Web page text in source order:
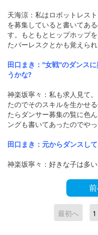
天海涼：私はロボットレス
を募集していると書いてあ
す。もともとヒップホップ
たバーレスクとかも覚えら
田口まき："女戦"のダンス
うかな?
神楽坂寧々：私も求人見て
たのでそのスキルを生かせ
たらダンサー募集の覧に色
ングも書いてあったのでや
田口まき：元からダンスして
神楽坂寧々：好きな子は多い
最初へ 1